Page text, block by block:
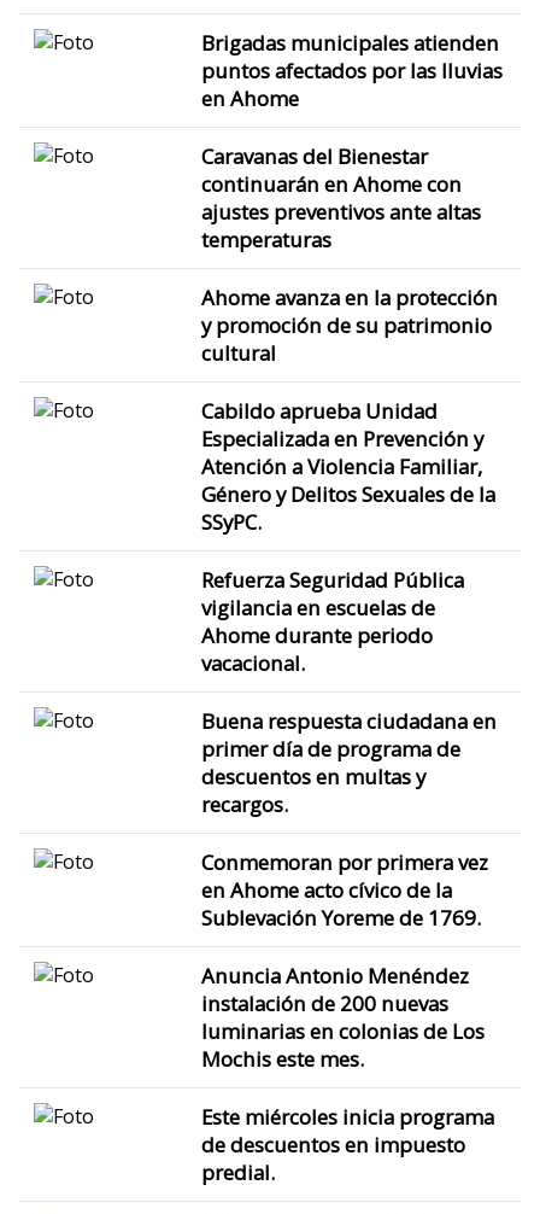
Brigadas municipales atienden
puntos afectados por las lluvias
en Ahome
Caravanas del Bienestar
continuarán en Ahome con
ajustes preventivos ante altas
temperaturas
Ahome avanza en la protección
y promoción de su patrimonio
cultural
Cabildo aprueba Unidad
Especializada en Prevención y
Atención a Violencia Familiar,
Género y Delitos Sexuales de la
SSyPC.
Refuerza Seguridad Pública
vigilancia en escuelas de
Ahome durante periodo
vacacional.
Buena respuesta ciudadana en
primer día de programa de
descuentos en multas y
recargos.
Conmemoran por primera vez
en Ahome acto cívico de la
Sublevación Yoreme de 1769.
Anuncia Antonio Menéndez
instalación de 200 nuevas
luminarias en colonias de Los
Mochis este mes.
Este miércoles inicia programa
de descuentos en impuesto
predial.